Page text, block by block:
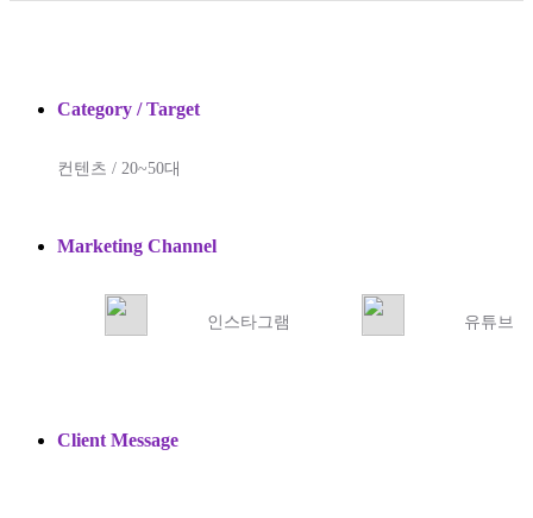
Category / Target
컨텐츠 / 20~50대
Marketing Channel
인스타그램 유튜브
Client Message